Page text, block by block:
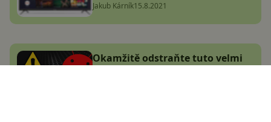
Jakub Kárník15.8.2021
Okamžitě odstraňte tuto velmi